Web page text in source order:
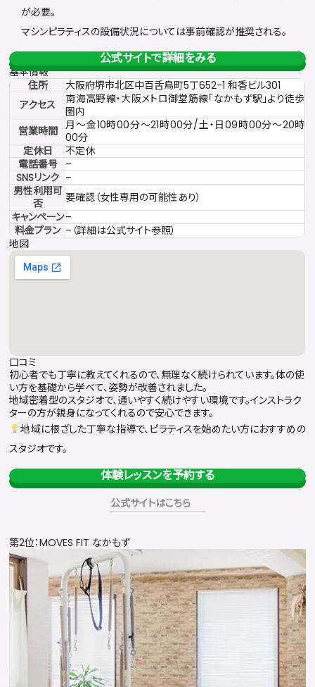
が必要。
マシンピラティスの設備状況については事前確認が推奨される。
公式サイトで詳細をみる
基本情報
住所
大阪府堺市北区中百舌鳥町5丁652-1 和香ビル301
アクセス
南海高野線・大阪メトロ御堂筋線「なかもず駅」より徒歩
圏内
営業時間
月〜金10時00分～21時00分/土・日09時00分～20時
00分
定休日
不定休
電話番号
–
SNSリンク –
男性利用可
否
要確認（女性専用の可能性あり）
キャンペーン–
料金プラン –（詳細は公式サイト参照）
地図
口コミ
初心者でも丁寧に教えてくれるので、無理なく続けられています。体の使
い方を基礎から学べて、姿勢が改善されました。
地域密着型のスタジオで、通いやすく続けやすい環境です。インストラク
ターの方が親身になってくれるので安心できます。
地域に根ざした丁寧な指導で、ピラティスを始めたい方におすすめの
スタジオです。
体験レッスンを予約する
公式サイトはこちら
第2位：MOVES FIT なかもず